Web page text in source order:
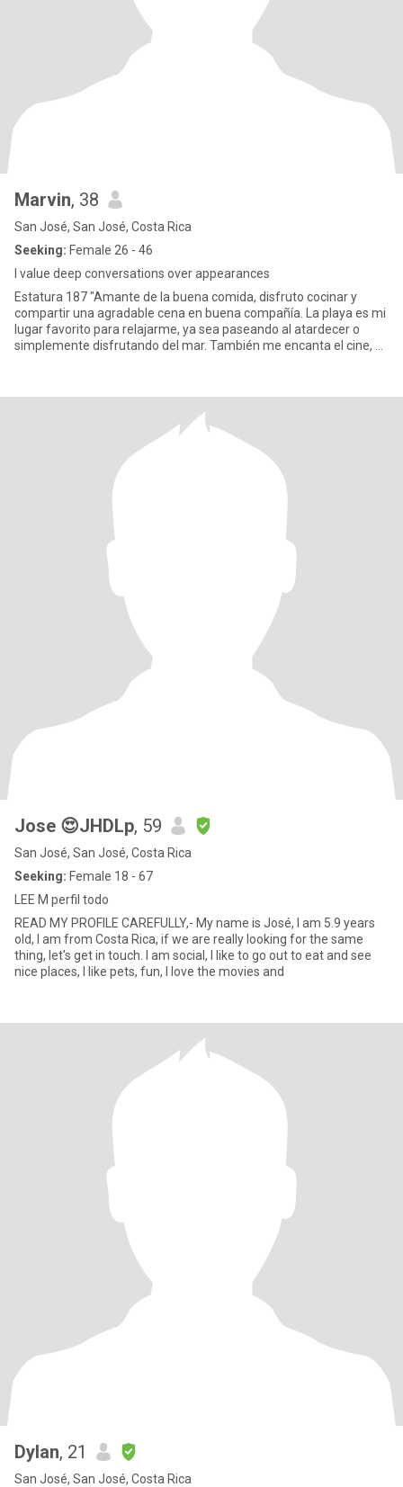
Marvin, 38
San José, San José, Costa Rica
Seeking: Female 26 - 46
I value deep conversations over appearances
Estatura 187 "Amante de la buena comida, disfruto cocinar y
compartir una agradable cena en buena compañía. La playa es mi
lugar favorito para relajarme, ya sea paseando al atardecer o
simplemente disfrutando del mar. También me encanta el cine, el
Jose 😍JHDLp, 59
San José, San José, Costa Rica
Seeking: Female 18 - 67
LEE M perfil todo
READ MY PROFILE CAREFULLY,- My name is José, I am 5.9 years
old, I am from Costa Rica, if we are really looking for the same
thing, let's get in touch. I am social, I like to go out to eat and see
nice places, I like pets, fun, I love the movies and
Dylan, 21
San José, San José, Costa Rica